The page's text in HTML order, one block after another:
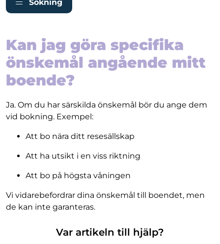
Sökning
Kan jag göra specifika
önskemål angående mitt
boende?
Ja. Om du har särskilda önskemål bör du ange dem
vid bokning. Exempel:
Att bo nära ditt resesällskap
Att ha utsikt i en viss riktning
Att bo på högsta våningen
Vi vidarebefordrar dina önskemål till boendet, men
de kan inte garanteras.
Var artikeln till hjälp?